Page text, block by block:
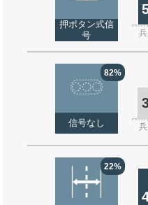
押ボタン式信
号
82%
信号なし
22%